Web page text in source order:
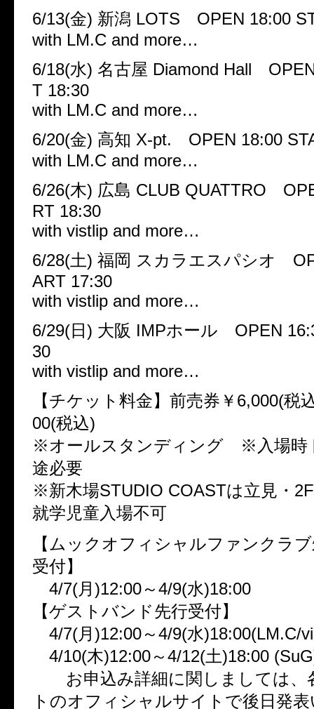
6/13(金) 新潟 LOTS OPEN 18:00
with LM.C and more…
6/18(水) 名古屋 Diamond Hall
T 18:30
with LM.C and more…
6/20(金) 高知 X-pt. OPEN 18:00
with LM.C and more…
6/26(木) 広島 CLUB QUATTRO
RT 18:30
with vistlip and more…
6/28(土) 福岡 スカラエスパシオ
ART 17:30
with vistlip and more…
6/29(日) 大阪 IMPホール OPEN
30
with vistlip and more…
【チケット料金】前売券￥6,000(税
00(税込)
※オールスタンディング ※入場時
途必要
※新木場STUDIO COASTは立見・
就学児童入場不可
【ムックオフィシャルファンクラ
受付】
4/7(月)12:00～4/9(水)18:00
【ゲストバンド先行受付】
4/7(月)12:00～4/9(水)18:00(LM.C/
4/10(木)12:00～4/12(土)18:00
お申込み詳細に関しましては、
トのオフィシャルサイトで後日発